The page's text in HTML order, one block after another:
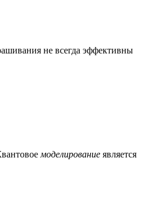
не всегда эффективны
моделирование является